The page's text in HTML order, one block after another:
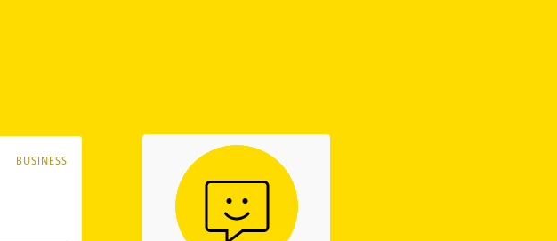
BUSINESS